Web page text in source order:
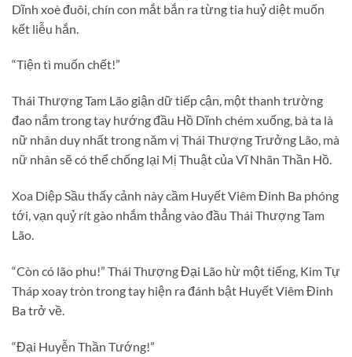
Dĩnh xoè đuôi, chín con mắt bắn ra từng tia huỷ diệt muốn
kết liễu hắn.
“Tiện tì muốn chết!”
Thái Thượng Tam Lão giận dữ tiếp cận, một thanh trường
đao nắm trong tay hướng đầu Hồ Dĩnh chém xuống, bà ta là
nữ nhân duy nhất trong năm vị Thái Thượng Trưởng Lão, mà
nữ nhân sẽ có thể chống lại Mị Thuật của Vĩ Nhãn Thần Hồ.
Xoa Diệp Sầu thấy cảnh này cầm Huyết Viêm Đinh Ba phóng
tới, vạn quỷ rít gào nhắm thẳng vào đầu Thái Thượng Tam
Lão.
“Còn có lão phu!” Thái Thượng Đại Lão hừ một tiếng, Kim Tự
Tháp xoay tròn trong tay hiện ra đánh bật Huyết Viêm Đinh
Ba trở về.
“Đại Huyễn Thần Tướng!”